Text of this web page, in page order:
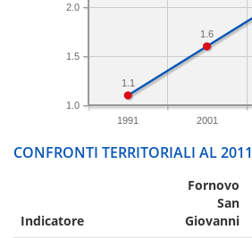
1991 2001
1.0
1.5
2.0
1.6
1.1
CONFRONTI TERRITORIALI AL 2011
Indicatore
Fornovo
San
Giovanni